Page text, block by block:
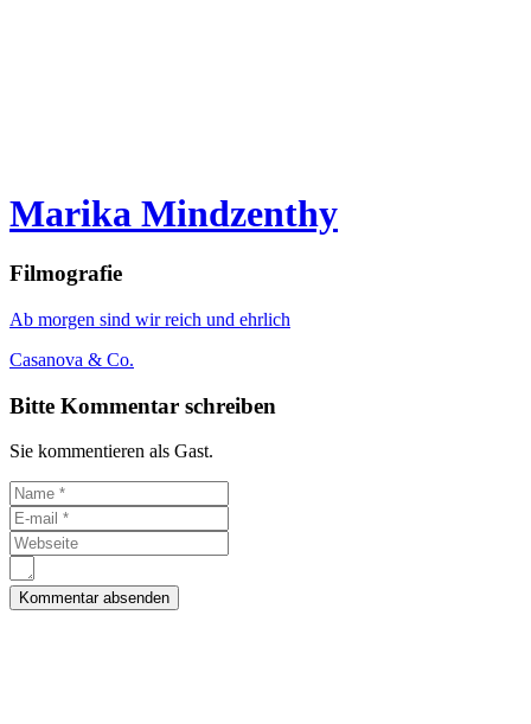
Marika Mindzenthy
Filmografie
Ab morgen sind wir reich und ehrlich
Casanova & Co.
Bitte Kommentar schreiben
Sie kommentieren als Gast.